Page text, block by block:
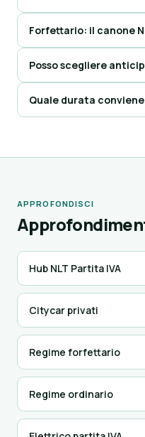
Forfettario: il canone
Posso scegliere
Quale durata
APPROFONDISCI
Hub NLT Partita IVA
Citycar privati
Regime forfettario
Regime ordinario